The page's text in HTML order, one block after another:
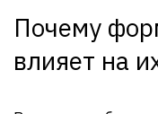
Почему
влияет на